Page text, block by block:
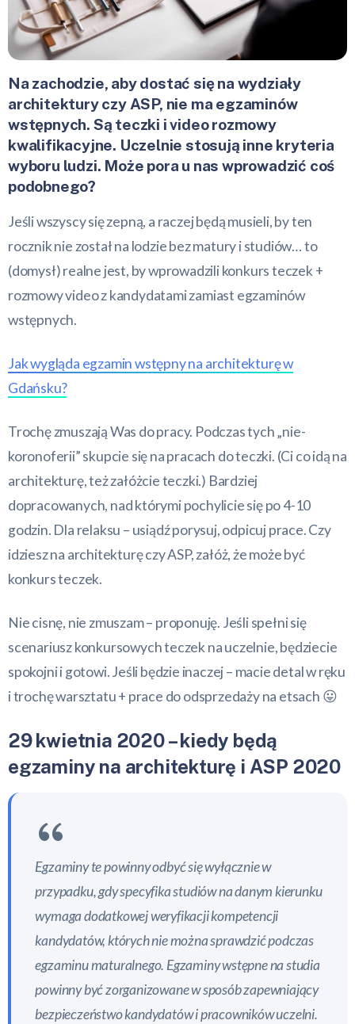
Na zachodzie, aby dostać się na wydziały
architektury czy ASP, nie ma egzaminów
wstępnych. Są teczki i video rozmowy
kwalifikacyjne. Uczelnie stosują inne kryteria
wyboru ludzi. Może pora u nas wprowadzić coś
podobnego?
Jeśli wszyscy się zepną, a raczej będą musieli, by ten
rocznik nie został na lodzie bez matury i studiów… to
(domysł) realne jest, by wprowadzili konkurs teczek +
rozmowy video z kandydatami zamiast egzaminów
wstępnych.
Jak wygląda egzamin wstępny na architekturę w
Gdańsku?
Trochę zmuszają Was do pracy. Podczas tych „nie-
koronoferii” skupcie się na pracach do teczki. (Ci co idą na
architekturę, też załóżcie teczki.) Bardziej
dopracowanych, nad którymi pochylicie się po 4-10
godzin. Dla relaksu – usiądź porysuj, odpicuj prace. Czy
idziesz na architekturę czy ASP, załóż, że może być
konkurs teczek.
Nie cisnę, nie zmuszam – proponuję. Jeśli spełni się
scenariusz konkursowych teczek na uczelnie, będziecie
spokojni i gotowi. Jeśli będzie inaczej – macie detal w ręku
i trochę warsztatu + prace do odsprzedaży na etsach 😛
29 kwietnia 2020 – kiedy będą
egzaminy na architekturę i ASP 2020
Egzaminy te powinny odbyć się wyłącznie w
przypadku, gdy specyfika studiów na danym kierunku
wymaga dodatkowej weryfikacji kompetencji
kandydatów, których nie można sprawdzić podczas
egzaminu maturalnego. Egzaminy wstępne na studia
powinny być zorganizowane w sposób zapewniający
bezpieczeństwo kandydatów i pracowników uczelni.